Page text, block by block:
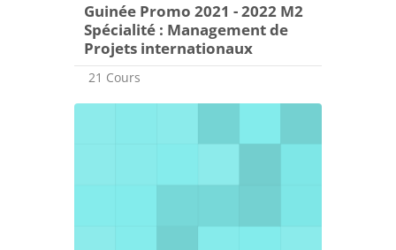
Guinée Promo 2021 - 2022 M2
Spécialité : Management de
Projets internationaux
21 Cours